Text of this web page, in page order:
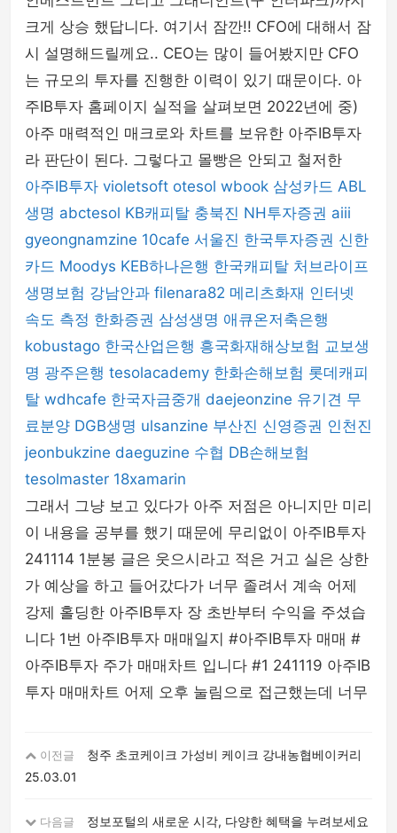
크게 상승 했답니다. 여기서 잠깐!! CFO에 대해서 잠
시 설명해드릴께요.. CEO는 많이 들어봤지만 CFO
는 규모의 투자를 진행한 이력이 있기 때문이다. 아
주IB투자 홈페이지 실적을 살펴보면 2022년에 중)
아주 매력적인 매크로와 차트를 보유한 아주IB투자
라 판단이 된다. 그렇다고 몰빵은 안되고 철저한
아주IB투자 violetsoft otesol wbook 삼성카드 ABL
생명 abctesol KB캐피탈 충북진 NH투자증권 aiii
gyeongnamzine 10cafe 서울진 한국투자증권 신한
카드 Moodys KEB하나은행 한국캐피탈 처브라이프
생명보험 강남안과 filenara82 메리츠화재 인터넷
속도 측정 한화증권 삼성생명 애큐온저축은행
kobustago 한국산업은행 흥국화재해상보험 교보생
명 광주은행 tesolacademy 한화손해보험 롯데캐피
탈 wdhcafe 한국자금중개 daejeonzine 유기견 무
료분양 DGB생명 ulsanzine 부산진 신영증권 인천진
jeonbukzine daeguzine 수협 DB손해보험
tesolmaster 18xamarin
그래서 그냥 보고 있다가 아주 저점은 아니지만 미리
이 내용을 공부를 했기 때문에 무리없이 아주IB투자
241114 1분봉 글은 웃으시라고 적은 거고 실은 상한
가 예상을 하고 들어갔다가 너무 졸려서 계속 어제
강제 홀딩한 아주IB투자 장 초반부터 수익을 주셨습
니다 1번 아주IB투자 매매일지 #아주IB투자 매매 #
아주IB투자 주가 매매차트 입니다 #1 241119 아주IB
투자 매매차트 어제 오후 눌림으로 접근했는데 너무
이전글
청주 초코케이크 가성비 케이크 강내농협베이커리
25.03.01
다음글
정보포털의 새로운 시각, 다양한 혜택을 누려보세요